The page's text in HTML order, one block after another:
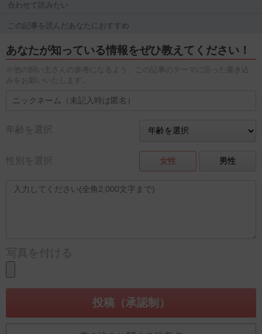
合わせて読みたい
この記事を読んだあなたにおすすめ
あなたが知っている情報をぜひ教えてください！
※他の飼い主さんの参考になるよう、この記事のテーマに沿った書き込
みをお願いいたします。
年齢を選択
性別を選択 女性 男性
写真を付ける